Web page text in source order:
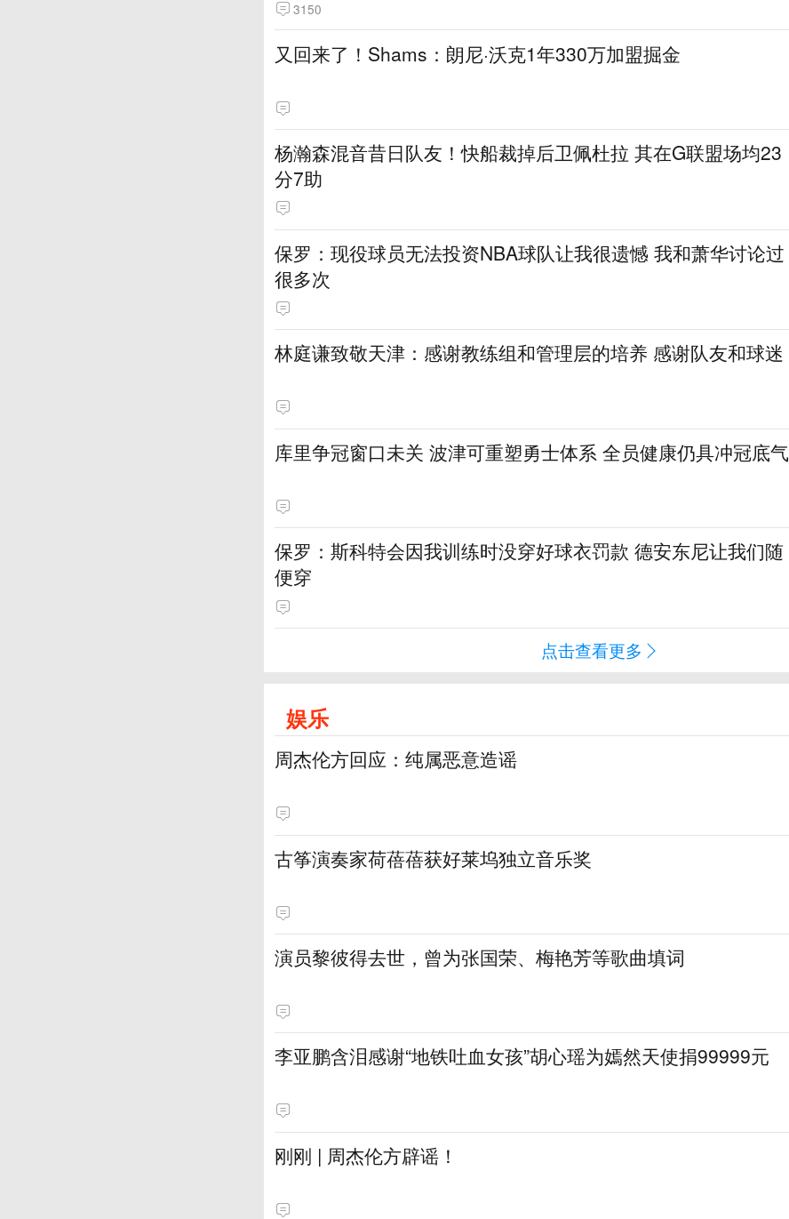
3150
又回来了！Shams：朗尼·沃克1年330万加盟掘金
杨瀚森混音昔日队友！快船裁掉后卫佩杜拉 其在G联盟场均23
分7助
保罗：现役球员无法投资NBA球队让我很遗憾 我和萧华讨论过
很多次
林庭谦致敬天津：感谢教练组和管理层的培养 感谢队友和球迷
库里争冠窗口未关 波津可重塑勇士体系 全员健康仍具冲冠底气
保罗：斯科特会因我训练时没穿好球衣罚款 德安东尼让我们随
便穿
点击查看更多
娱乐
周杰伦方回应：纯属恶意造谣
古筝演奏家荷蓓蓓获好莱坞独立音乐奖
演员黎彼得去世，曾为张国荣、梅艳芳等歌曲填词
李亚鹏含泪感谢“地铁吐血女孩”胡心瑶为嫣然天使捐99999元
刚刚 | 周杰伦方辟谣！